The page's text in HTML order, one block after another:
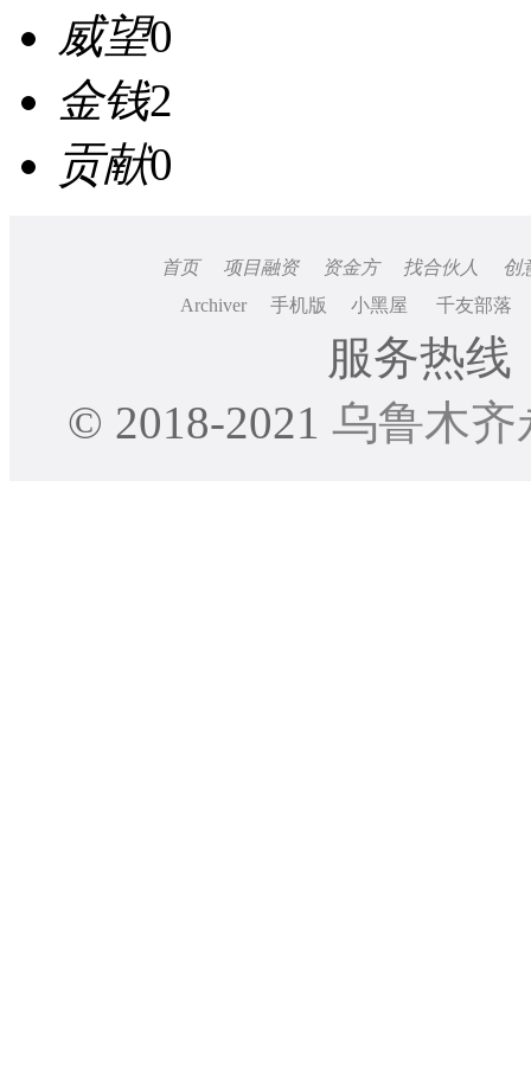
威望0
金钱2
贡献0
首页 项目融资 资金方 找合伙人
创
Archiver
手机版 小黑屋 千友部落
服务热线
© 2018-2021 乌鲁木齐